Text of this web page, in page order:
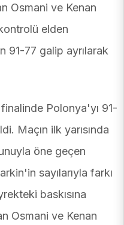
Osmani ve Kenan
elden
91-77 galip ayrılarak
Polonya'yı 91-
Maçın ilk yarısında
öne geçen
sayılarıyla farkı
baskısına
Osmani ve Kenan